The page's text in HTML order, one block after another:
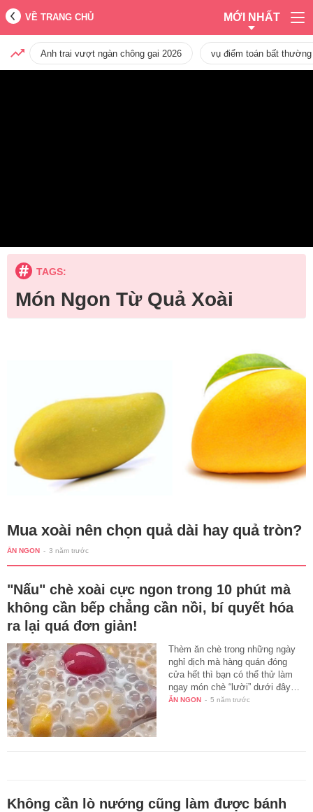
VỀ TRANG CHỦ MỚI NHẤT
Anh trai vượt ngàn chông gai 2026 vụ điểm toán bất
TAGS:
Món Ngon Từ Quả Xoài
Mua xoài nên chọn quả dài hay quả tròn?
ĂN NGON - 3 năm trước
"Nấu" chè xoài cực ngon trong 10 phút mà
không cần bếp chẳng cần nồi, bí quyết hóa
ra lại quá đơn giản!
Thèm ăn chè trong những ngày
nghỉ dịch mà hàng quán đóng
cửa hết thì bạn có thể thử làm
ngay món chè “lười” dưới đây…
ĂN NGON - 5 năm trước
Không cần lò nướng cũng làm được bánh